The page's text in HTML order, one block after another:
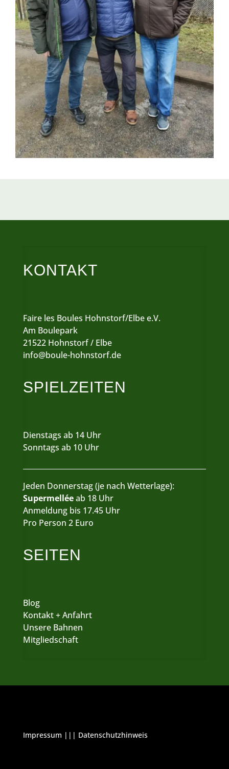
KONTAKT
Faire les Boules Hohnstorf/Elbe e.V.
Am Boulepark
21522 Hohnstorf / Elbe
info@boule-hohnstorf.de
SPIELZEITEN
Dienstags ab 14 Uhr
Sonntags ab 10 Uhr
Jeden Donnerstag (je nach Wetterlage):
Supermelléeab 18 Uhr
Anmeldung bis 17.45 Uhr
Pro Person 2 Euro
SEITEN
Blog
Kontakt + Anfahrt
Unsere Bahnen
Mitgliedschaft
Impressum ||| Datenschutzhinweis